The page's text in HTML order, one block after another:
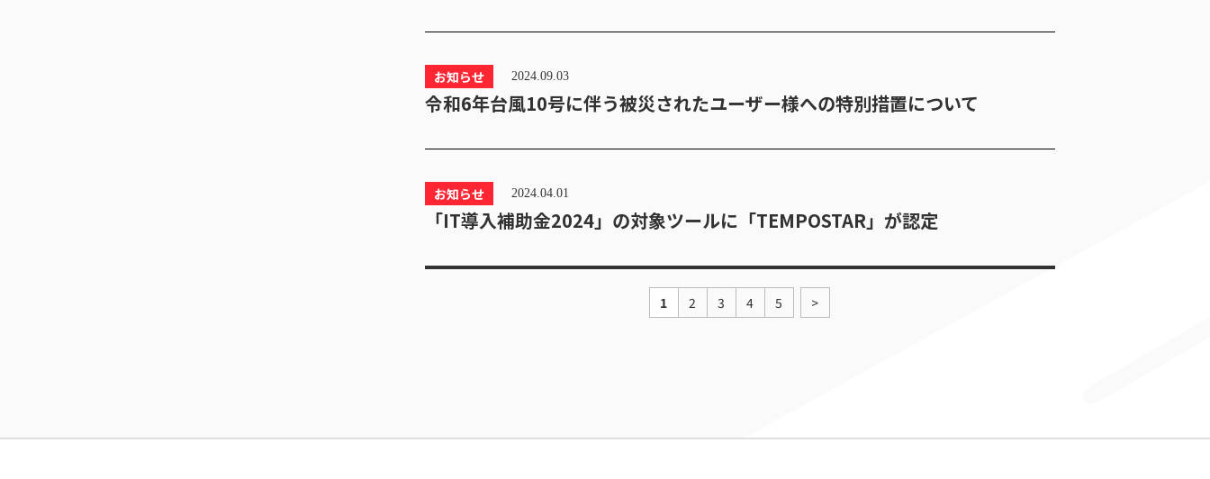
お知らせ 2024.09.03
令和6年台風10号に伴う被災されたユーザー様への特別措置について
お知らせ 2024.04.01
「IT導入補助金2024」の対象ツールに「TEMPOSTAR」が認定
1 2 3 4 5 >